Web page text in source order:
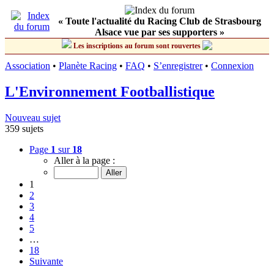
« Toute l'actualité du Racing Club de Strasbourg
Alsace vue par ses supporters »
Les inscriptions au forum sont rouvertes
Association • Planète Racing • FAQ • S’enregistrer• Connexion
L'Environnement Footballistique
Nouveau sujet
359 sujets
Page 1 sur 18
Aller à la page :
1
2
3
4
5
…
18
Suivante